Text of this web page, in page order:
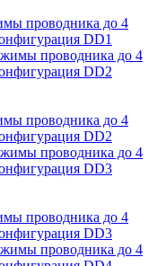
проводника до 4
DD1
проводника до 4
DD2
проводника до 4
DD3